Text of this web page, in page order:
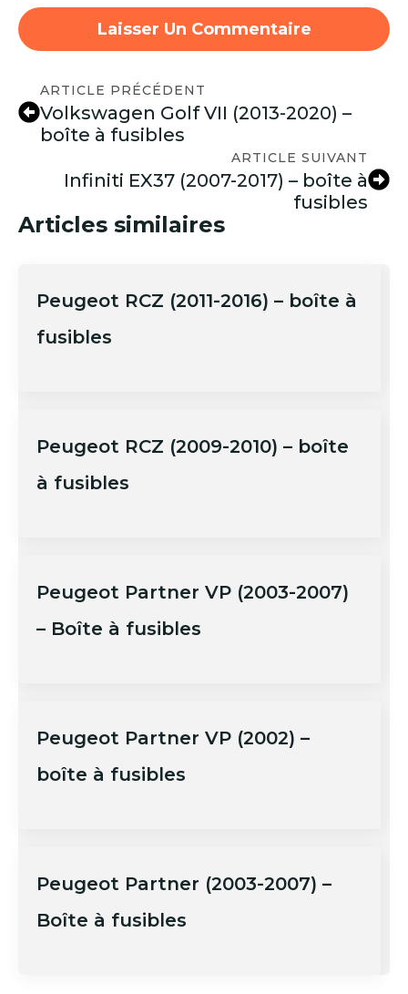
ARTICLE PRÉCÉDENT
Volkswagen Golf VII (2013-2020) –
boîte à fusibles
ARTICLE SUIVANT
Infiniti EX37 (2007-2017) – boîte à
fusibles
Articles similaires
Peugeot RCZ (2011-2016) – boîte à
fusibles
Peugeot RCZ (2009-2010) – boîte
à fusibles
Peugeot Partner VP (2003-2007)
– Boîte à fusibles
Peugeot Partner VP (2002) –
boîte à fusibles
Peugeot Partner (2003-2007) –
Boîte à fusibles